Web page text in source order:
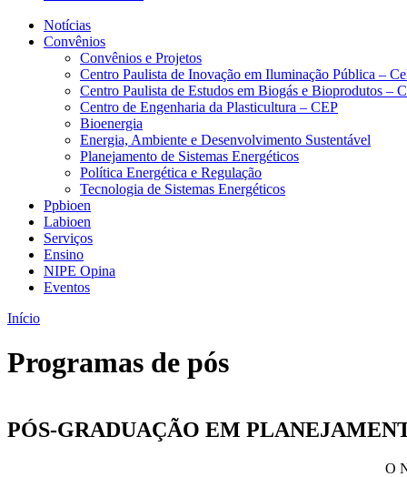
Notícias
Convênios
Convênios e Projetos
Centro Paulista de Inovação em Iluminação Pública –
Centro Paulista de Estudos em Biogás e Bioprodutos –
Centro de Engenharia da Plasticultura – CEP
Bioenergia
Energia, Ambiente e Desenvolvimento Sustentável
Planejamento de Sistemas Energéticos
Política Energética e Regulação
Tecnologia de Sistemas Energéticos
Ppbioen
Labioen
Serviços
Ensino
NIPE Opina
Eventos
Início
Programas de pós
PÓS-GRADUAÇÃO EM
O